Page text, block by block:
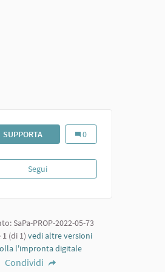
SUPPORTAAREA CAMPERArea camper
0
Segui
SaPa-PROP-2022-05-73
1 (di 1) vedi altre versioni
l'impronta digitale
Condividi